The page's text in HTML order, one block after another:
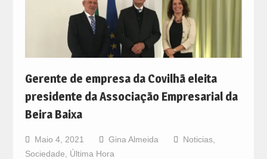
Gerente de empresa da Covilhã eleita
presidente da Associação Empresarial da
Beira Baixa
Maio 4, 2021 Gina Almeida Noticias,
Sociedade
Última Hora